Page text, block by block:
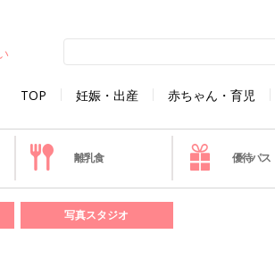
TOP 妊娠・出産 赤ちゃん・育児
離乳食 優待パス
写真スタジオ